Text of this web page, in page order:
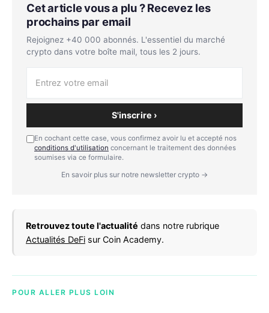
Cet article vous a plu ? Recevez les
prochains par email
Rejoignez +40 000 abonnés. L'essentiel du marché
crypto dans votre boîte mail, tous les 2 jours.
S'inscrire ›
En cochant cette case, vous confirmez avoir lu et accepté nos
conditions d'utilisation concernant le traitement des données
soumises via ce formulaire.
En savoir plus sur notre newsletter crypto →
Retrouvez toute l'actualité dans notre rubrique
Actualités DeFi sur Coin Academy.
POUR ALLER PLUS LOIN